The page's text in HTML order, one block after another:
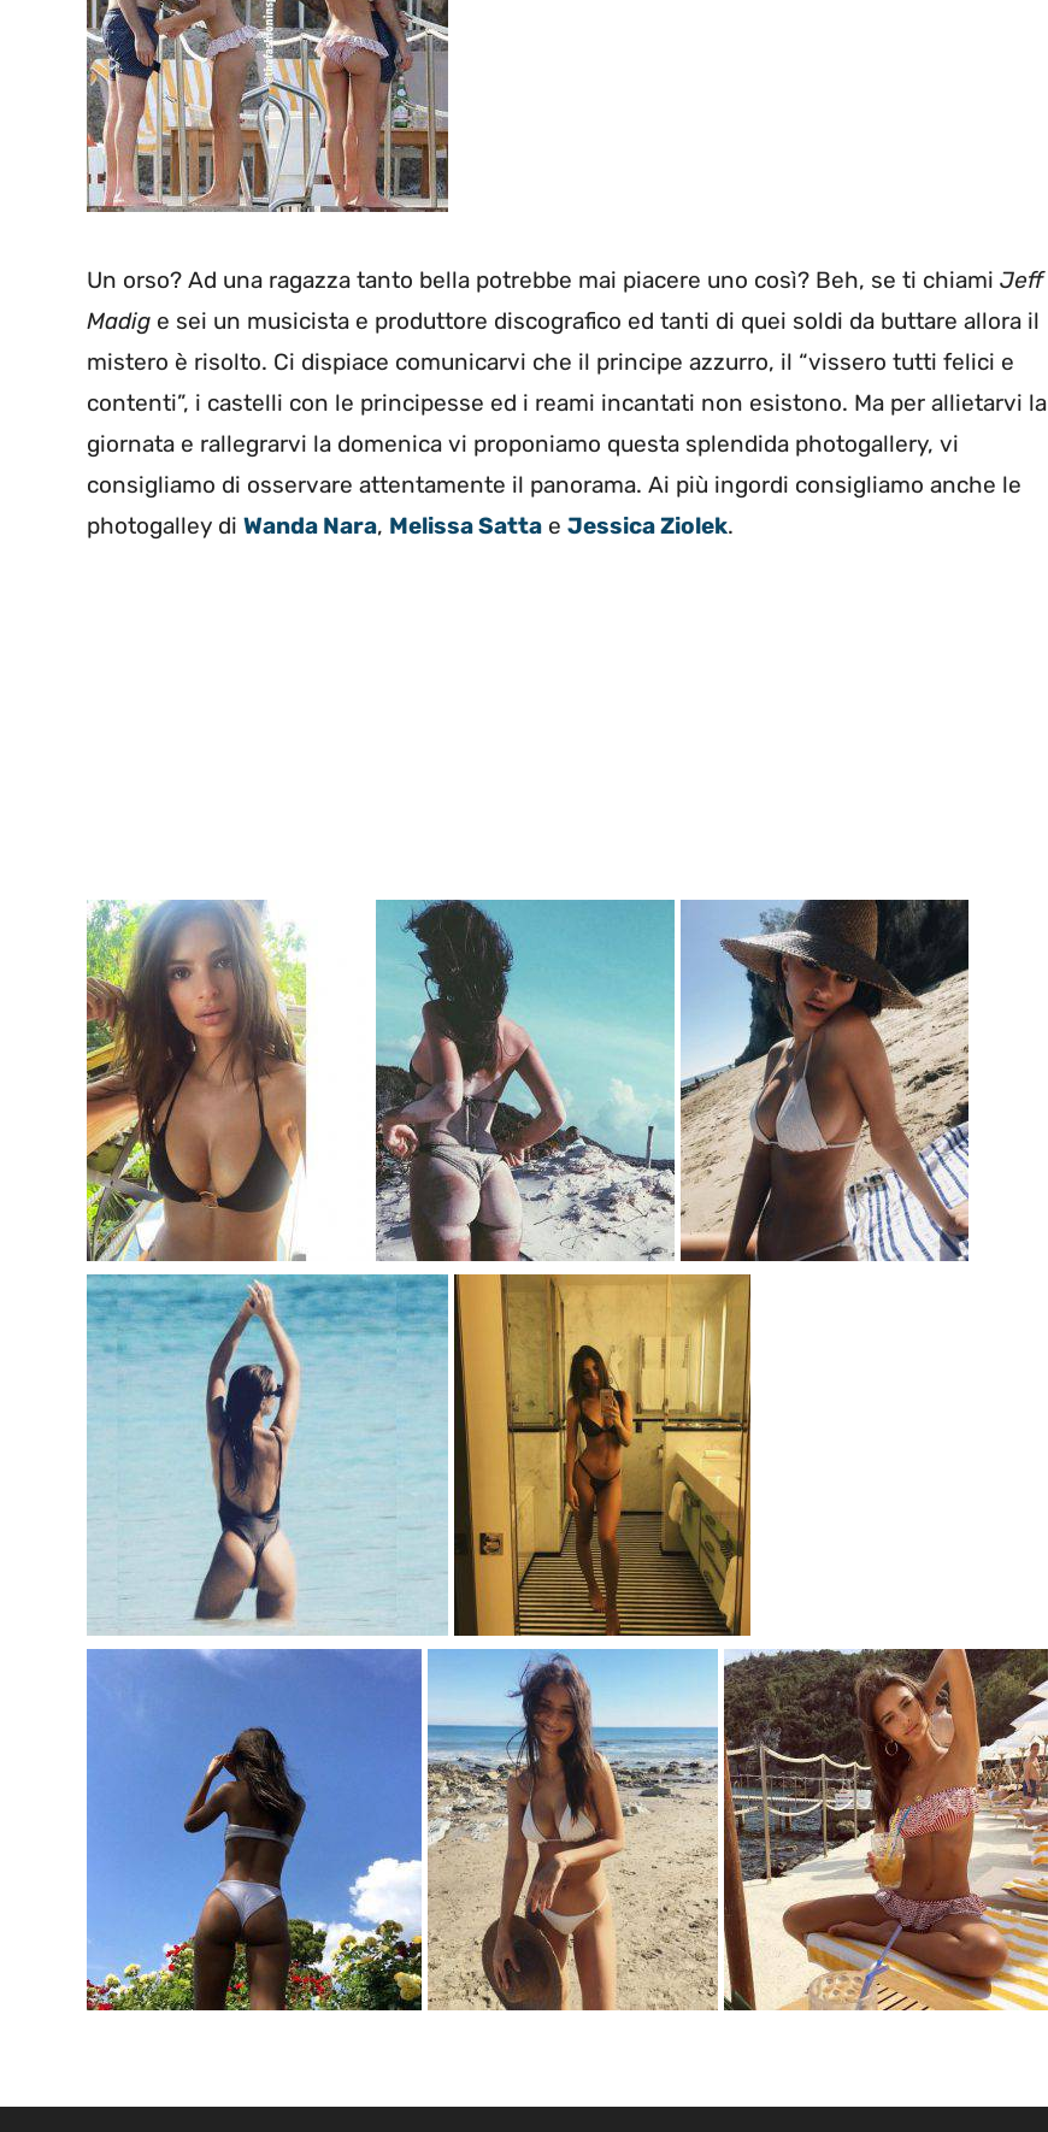
Un orso? Ad una ragazza tanto bella potrebbe mai piacere uno così? Beh, se ti chiami Jeff
Madig e sei un musicista e produttore discografico ed tanti di quei soldi da buttare allora il
mistero è risolto. Ci dispiace comunicarvi che il principe azzurro, il “vissero tutti felici e
contenti”, i castelli con le principesse ed i reami incantati non esistono. Ma per allietarvi la
giornata e rallegrarvi la domenica vi proponiamo questa splendida photogallery, vi
consigliamo di osservare attentamente il panorama. Ai più ingordi consigliamo anche le
photogalley di Wanda Nara, Melissa Satta e Jessica Ziolek.